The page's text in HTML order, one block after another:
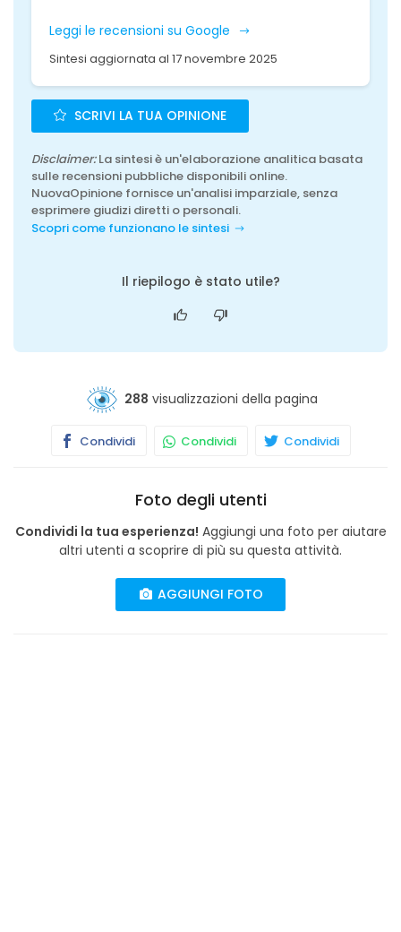
Leggi le recensioni su Google
Sintesi aggiornata al 17 novembre 2025
SCRIVI LA TUA OPINIONE
Disclaimer:La sintesi è un'elaborazione analitica basata
sulle recensioni pubbliche disponibili online.
NuovaOpinione fornisce un'analisi imparziale, senza
esprimere giudizi diretti o personali.
Scopri come funzionano le sintesi
Il riepilogo è stato utile?
288 visualizzazioni della pagina
Condividi Condividi Condividi
Foto degli utenti
Condividi la tua esperienza! Aggiungi una foto per aiutare
altri utenti a scoprire di più su questa attività.
AGGIUNGI FOTO